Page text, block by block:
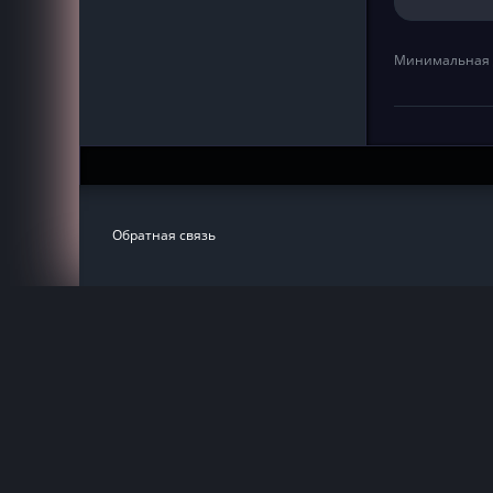
Минимальная
Обратная связь